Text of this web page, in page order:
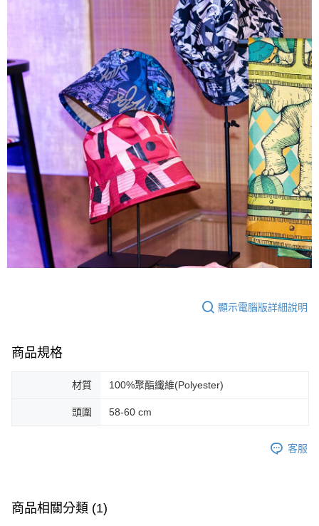
顯示電腦版詳細說明
商品規格
材質 100%聚酯纖維(Polyester)
頭圍 58-60 cm
客服
商品相關分類 (1)